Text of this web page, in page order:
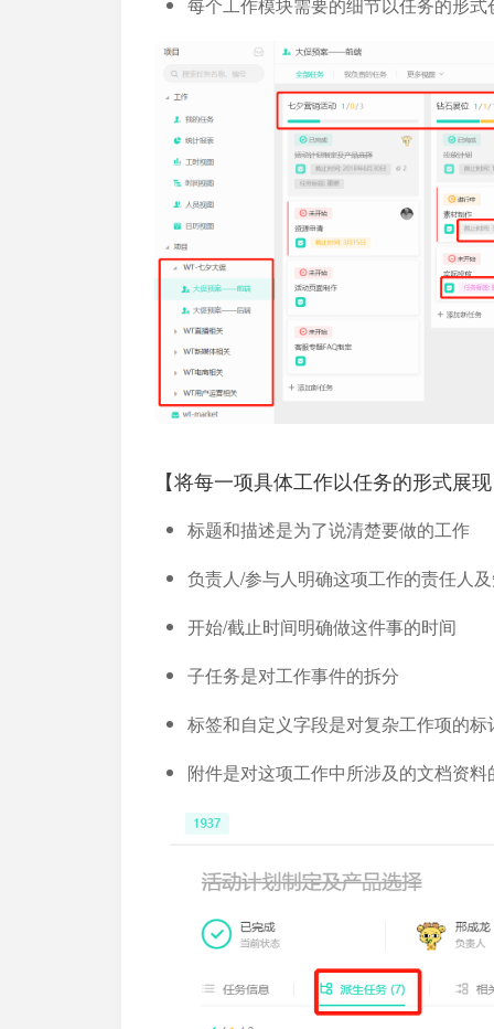
每个工作模块需要的细节以任务的形
【将每一项具体工作以任务的形式展
标题和描述是为了说清楚要做的工作
负责人/参与人明确这项工作的责任人
开始/截止时间明确做这件事的时间
子任务是对工作事件的拆分
标签和自定义字段是对复杂工作项的标
附件是对这项工作中所涉及的文档资料